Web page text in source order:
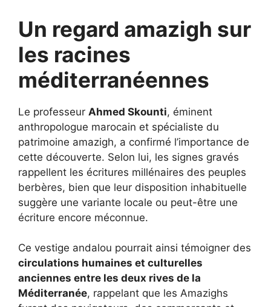
Un regard amazigh sur
les racines
méditerranéennes
Le professeur Ahmed Skounti, éminent
anthropologue marocain et spécialiste du
patrimoine amazigh, a confirmé l’importance de
cette découverte. Selon lui, les signes gravés
rappellent les écritures millénaires des peuples
berbères, bien que leur disposition inhabituelle
suggère une variante locale ou peut-être une
écriture encore méconnue.
Ce vestige andalou pourrait ainsi témoigner des
circulations humaines et culturelles
anciennes entre les deux rives de la
Méditerranée, rappelant que les Amazighs